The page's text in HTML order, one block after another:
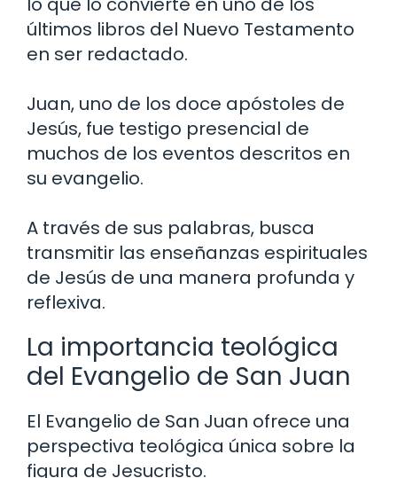
últimos libros del Nuevo Testamento
en ser redactado.
Juan, uno de los doce apóstoles de
Jesús, fue testigo presencial de
muchos de los eventos descritos en
su evangelio.
A través de sus palabras, busca
transmitir las enseñanzas espirituales
de Jesús de una manera profunda y
reflexiva.
La importancia teológica
del Evangelio de San Juan
El Evangelio de San Juan ofrece una
perspectiva teológica única sobre la
figura de Jesucristo.